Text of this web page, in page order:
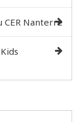
CER Nanterre